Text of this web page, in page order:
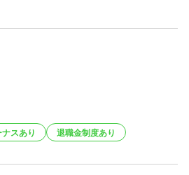
スあり 退職金制度あり